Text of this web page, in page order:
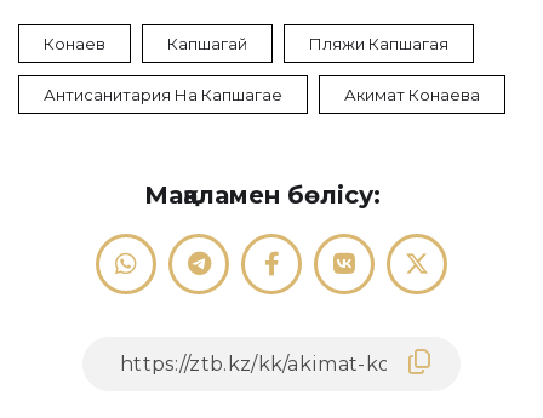
Конаев Капшагай Пляжи Капшагая
Антисанитария На Капшагае Акимат Конаева
Мақаламен бөлісу: